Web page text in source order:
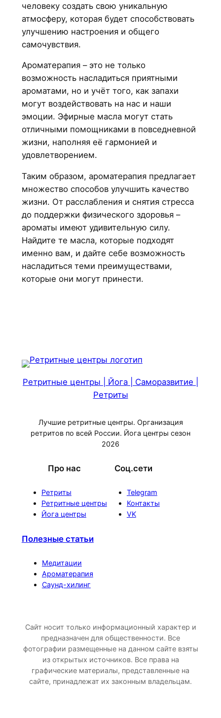
человеку создать свою уникальную
атмосферу, которая будет способствовать
улучшению настроения и общего
самочувствия.
Ароматерапия – это не только
возможность насладиться приятными
ароматами, но и учёт того, как запахи
могут воздействовать на нас и наши
эмоции. Эфирные масла могут стать
отличными помощниками в повседневной
жизни, наполняя её гармонией и
удовлетворением.
Таким образом, ароматерапия предлагает
множество способов улучшить качество
жизни. От расслабления и снятия стресса
до поддержки физического здоровья –
ароматы имеют удивительную силу.
Найдите те масла, которые подходят
именно вам, и дайте себе возможность
насладиться теми преимуществами,
которые они могут принести.
Ретритные центры | Йога | Саморазвитие |
Ретриты
Лучшие ретритные центры. Организация
ретритов по всей России. Йога центры сезон
2026
Про нас
Ретриты
Ретритные центры
Йога центры
Соц.сети
Telegram
Контакты
VK
Полезные статьи
Медитации
Ароматерапия
Саунд-хилинг
Сайт носит только информационный характер и
предназначен для общественности. Все
фотографии размещенные на данном сайте взяты
из открытых источников. Все права на
графические материалы, представленные на
сайте, принадлежат их законным владельцам.